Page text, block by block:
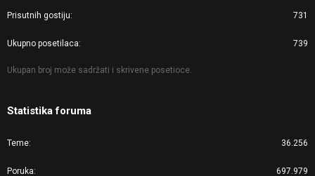
Prisutnih gostiju 731
Ukupno posetilaca 739
Ukupan broj može sadržati i skrivene posetioce.
Statistika foruma
Teme 36.256
Poruka 697.979